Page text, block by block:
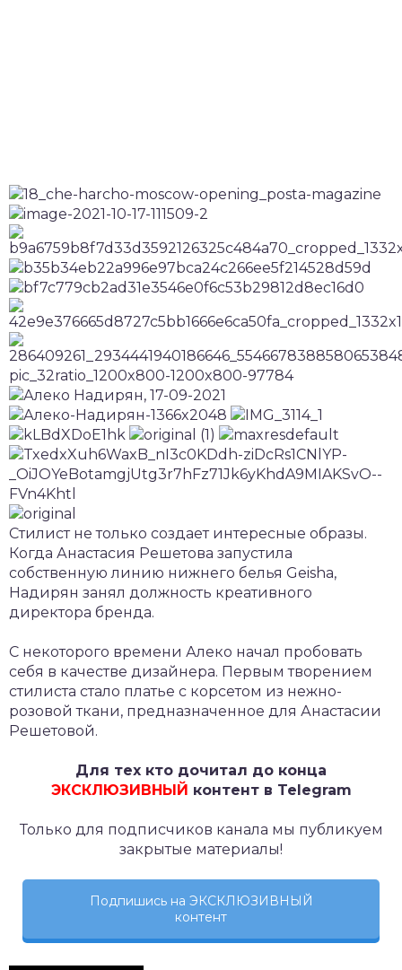
Стилист не только создает интересные образы.
Когда Анастасия Решетова запустила
собственную линию нижнего белья Geisha,
Надирян занял должность креативного
директора бренда.
С некоторого времени Алеко начал пробовать
себя в качестве дизайнера. Первым творением
стилиста стало платье с корсетом из нежно-
розовой ткани, предназначенное для Анастасии
Решетовой.
Для тех кто дочитал до конца
ЭКСКЛЮЗИВНЫЙ контент в Telegram
Только для подписчиков канала мы публикуем
закрытые материалы!
Подпишись на ЭКСКЛЮЗИВНЫЙ
контент